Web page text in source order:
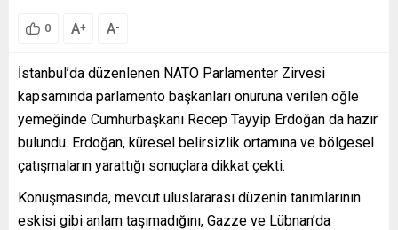
0 A+ A-
İstanbul’da düzenlenen NATO Parlamenter Zirvesi
kapsamında parlamento başkanları onuruna verilen öğle
yemeğinde Cumhurbaşkanı Recep Tayyip Erdoğan da hazır
bulundu. Erdoğan, küresel belirsizlik ortamına ve bölgesel
çatışmaların yarattığı sonuçlara dikkat çekti.
Konuşmasında, mevcut uluslararası düzenin tanımlarının
eskisi gibi anlam taşımadığını, Gazze ve Lübnan’da